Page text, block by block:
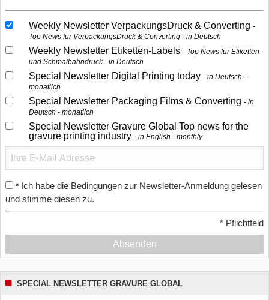
Weekly Newsletter VerpackungsDruck & Converting
Top News für VerpackungsDruck & Converting - in Deutsch
Weekly Newsletter Etiketten-Labels
Top News für Etiketten-
und Schmalbahndruck - in Deutsch
Special Newsletter Digital Printing today
in Deutsch -
monatlich
Special Newsletter Packaging Films & Converting
in
Deutsch - monatlich
Special Newsletter Gravure Global Top news for the
gravure printing industry
in English - monthly
* Ich habe die Bedingungen zur Newsletter-Anmeldung gelesen
und stimme diesen zu.
* Pflichtfeld
Absenden
SPECIAL NEWSLETTER GRAVURE GLOBAL